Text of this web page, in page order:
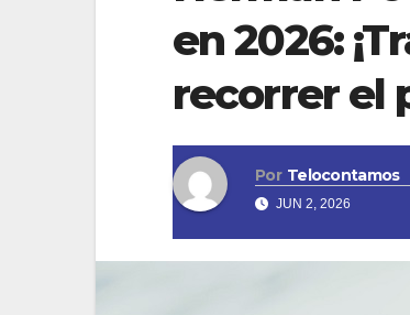
en 2026:
recorrer el
Por Telocontamos
JUN 2, 2026